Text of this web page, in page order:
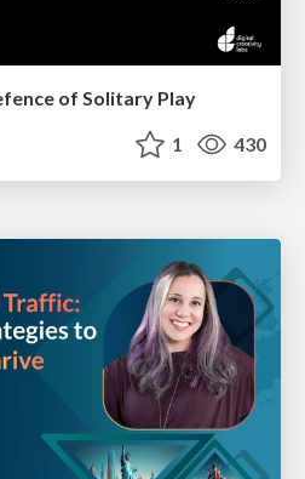
of Solitary Play
1 430